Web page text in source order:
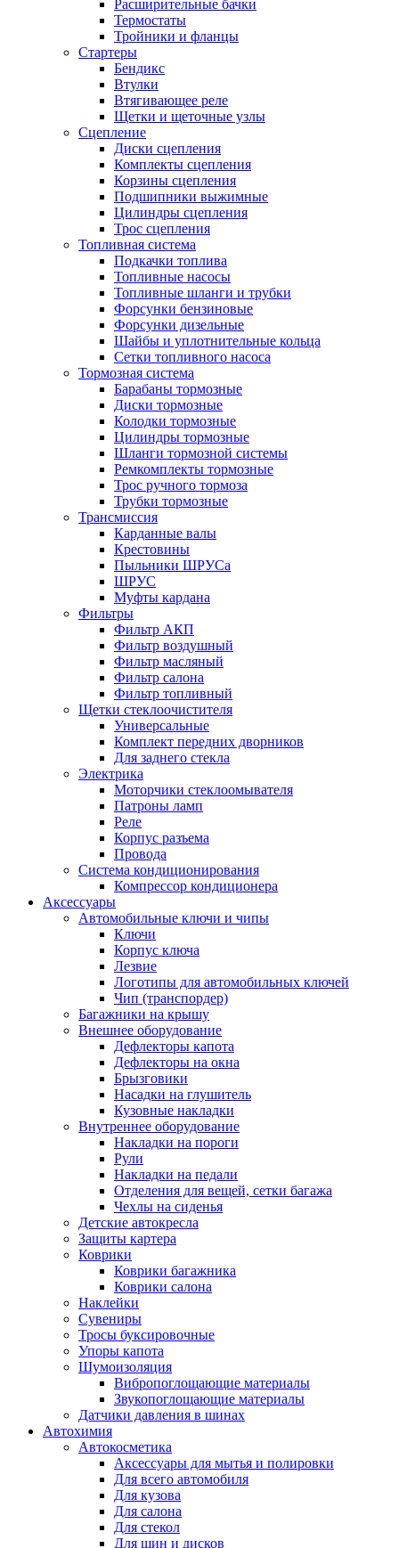
Расширительные бачки
Термостаты
Тройники и фланцы
Стартеры
Бендикс
Втулки
Втягивающее реле
Щетки и щеточные узлы
Сцепление
Диски сцепления
Комплекты сцепления
Корзины сцепления
Подшипники выжимные
Цилиндры сцепления
Трос сцепления
Топливная система
Подкачки топлива
Топливные насосы
Топливные шланги и трубки
Форсунки бензиновые
Форсунки дизельные
Шайбы и уплотнительные кольца
Сетки топливного насоса
Тормозная система
Барабаны тормозные
Диски тормозные
Колодки тормозные
Цилиндры тормозные
Шланги тормозной системы
Ремкомплекты тормозные
Трос ручного тормоза
Трубки тормозные
Трансмиссия
Карданные валы
Крестовины
Пыльники ШРУСа
ШРУС
Муфты кардана
Фильтры
Фильтр АКП
Фильтр воздушный
Фильтр масляный
Фильтр салона
Фильтр топливный
Щетки стеклоочистителя
Универсальные
Комплект передних дворников
Для заднего стекла
Электрика
Моторчики стеклоомывателя
Патроны ламп
Реле
Корпус разъема
Провода
Система кондиционирования
Компрессор кондиционера
Аксессуары
Автомобильные ключи и чипы
Ключи
Корпус ключа
Лезвие
Логотипы для автомобильных ключей
Чип (транспордер)
Багажники на крышу
Внешнее оборудование
Дефлекторы капота
Дефлекторы на окна
Брызговики
Насадки на глушитель
Кузовные накладки
Внутреннее оборудование
Накладки на пороги
Рули
Накладки на педали
Отделения для вещей, сетки багажа
Чехлы на сиденья
Детские автокресла
Защиты картера
Коврики
Коврики багажника
Коврики салона
Наклейки
Сувениры
Тросы буксировочные
Упоры капота
Шумоизоляция
Вибропоглощающие материалы
Звукопоглощающие материалы
Датчики давления в шинах
Автохимия
Автокосметика
Аксессуары для мытья и полировки
Для всего автомобиля
Для кузова
Для салона
Для стекол
Для шин и дисков